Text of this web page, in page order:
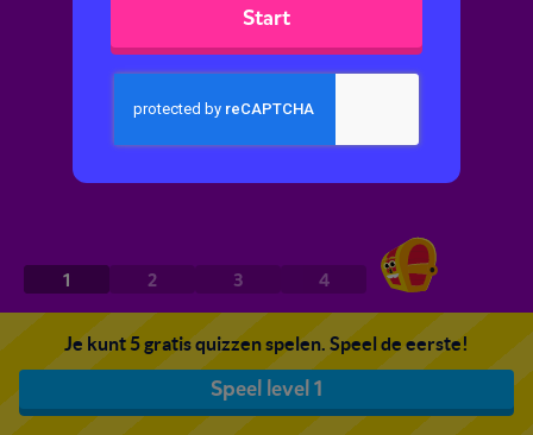
1 2 3 4
Je kunt 5 gratis quizzen spelen. Speel de eerste!
Speel level 1
Start